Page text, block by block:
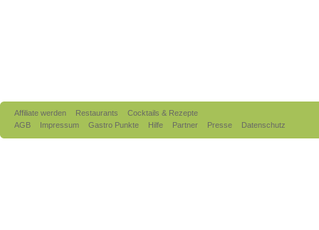
Affiliate werden Restaurants
Cocktails & Rezepte
AGB
Impressum Gastro Punkte Hilfe Partner Presse Datenschutz